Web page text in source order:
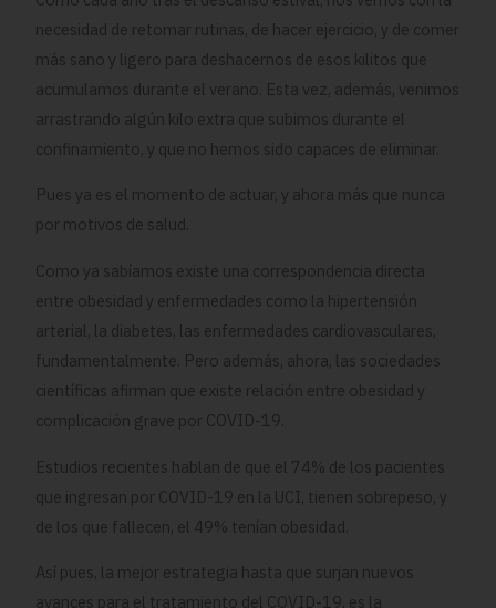
necesidad de retomar rutinas, de hacer ejercicio, y de comer
más sano y ligero para deshacernos de esos kilitos que
acumulamos durante el verano. Esta vez, además, venimos
arrastrando algún kilo extra que subimos durante el
confinamiento, y que no hemos sido capaces de eliminar.
Pues ya es el momento de actuar, y ahora más que nunca
por motivos de salud.
Como ya sabíamos existe una correspondencia directa
entre obesidad y enfermedades como la hipertensión
arterial, la diabetes, las enfermedades cardiovasculares,
fundamentalmente. Pero además, ahora, las sociedades
científicas afirman que existe relación entre obesidad y
complicación grave por COVID-19.
Estudios recientes hablan de que el 74% de los pacientes
que ingresan por COVID-19 en la UCI, tienen sobrepeso, y
de los que fallecen, el 49% tenían obesidad.
Así pues, la mejor estrategia hasta que surjan nuevos
avances para el tratamiento del COVID-19, es la